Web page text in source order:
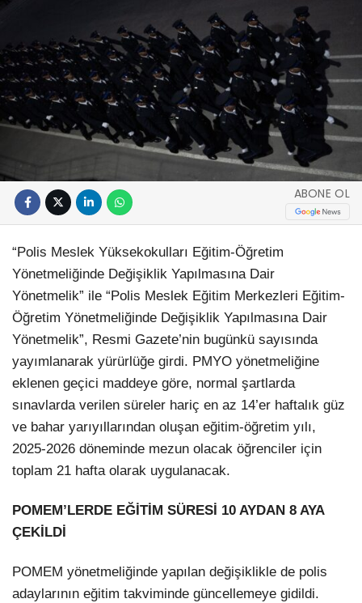
ABONE OL
“Polis Meslek Yüksekokulları Eğitim-Öğretim
Yönetmeliğinde Değişiklik Yapılmasına Dair
Yönetmelik” ile “Polis Meslek Eğitim Merkezleri Eğitim-
Öğretim Yönetmeliğinde Değişiklik Yapılmasına Dair
Yönetmelik”, Resmi Gazete’nin bugünkü sayısında
yayımlanarak yürürlüğe girdi. PMYO yönetmeliğine
eklenen geçici maddeye göre, normal şartlarda
sınavlarda verilen süreler hariç en az 14’er haftalık güz
ve bahar yarıyıllarından oluşan eğitim-öğretim yılı,
2025-2026 döneminde mezun olacak öğrenciler için
toplam 21 hafta olarak uygulanacak.
POMEM’LERDE EĞİTİM SÜRESİ 10 AYDAN 8 AYA
ÇEKİLDİ
POMEM yönetmeliğinde yapılan değişiklikle de polis
adaylarının eğitim takviminde güncellemeye gidildi.